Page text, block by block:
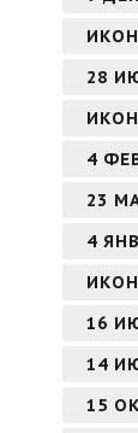
28
4
23
4
16
14
15